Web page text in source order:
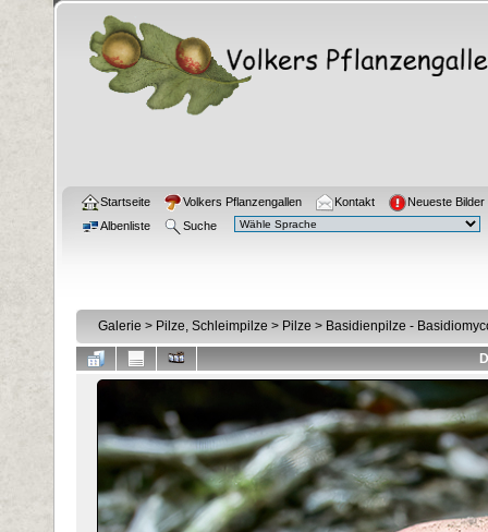
Startseite Volkers Pflanzengallen Kontakt
Neueste Bilder
Albenliste
Suche
Galerie > Pilze, Schleimpilze > Pilze > Basidienpilze -